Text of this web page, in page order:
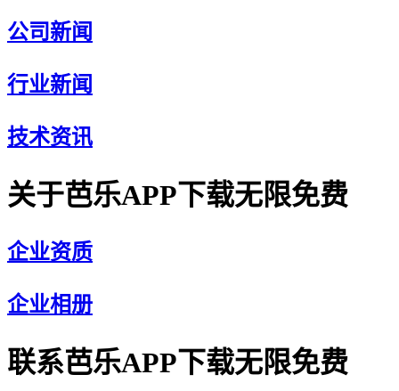
公司新闻
行业新闻
技术资讯
关于芭乐APP下载无限免费
企业资质
企业相册
联系芭乐APP下载无限免费